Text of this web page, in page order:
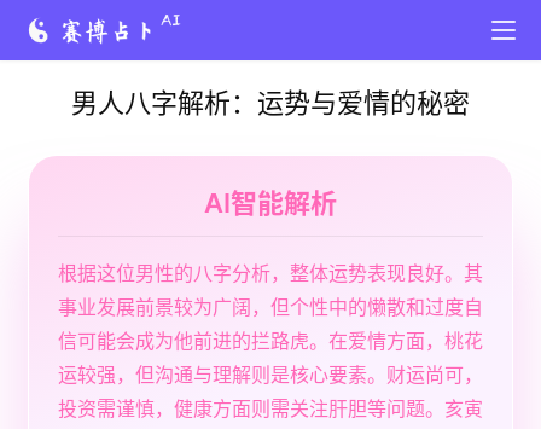
男人八字解析：运势与爱情的秘密
AI智能解析
根据这位男性的八字分析，整体运势表现良好。其
事业发展前景较为广阔，但个性中的懒散和过度自
信可能会成为他前进的拦路虎。在爱情方面，桃花
运较强，但沟通与理解则是核心要素。财运尚可，
投资需谨慎，健康方面则需关注肝胆等问题。亥寅